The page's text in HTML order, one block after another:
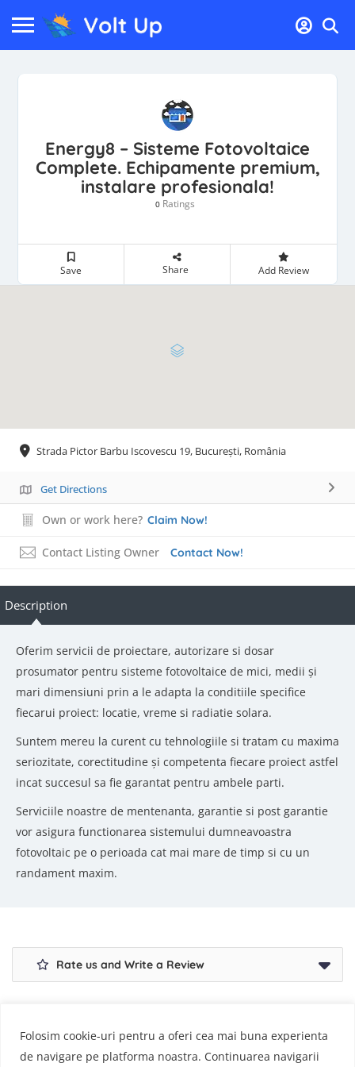
Folosim cookie-uri pentru a oferi cea mai buna experienta
de navigare pe platforma noastra. Continuarea navigarii
Energy8 – Sisteme Fotovoltaice
Complete. Echipamente premium,
instalare profesionala!
0 Ratings
Save Share Add Review
Strada Pictor Barbu Iscovescu 19, București, România
Get Directions
Own or work here? Claim Now!
Contact Listing Owner Contact Now!
Description
Oferim servicii de proiectare, autorizare si dosar
prosumator pentru sisteme fotovoltaice de mici, medii și
mari dimensiuni prin a le adapta la conditiile specifice
fiecarui proiect: locatie, vreme si radiatie solara.
Suntem mereu la curent cu tehnologiile si tratam cu maxima
seriozitate, corectitudine și competenta fiecare proiect astfel
incat succesul sa fie garantat pentru ambele parti.
Serviciile noastre de mentenanta, garantie si post garantie
vor asigura functionarea sistemului dumneavoastra
fotovoltaic pe o perioada cat mai mare de timp si cu un
randament maxim.
Rate us and Write a Review
Contact
Politica De Confidentialitate
Termeni Si Conditii